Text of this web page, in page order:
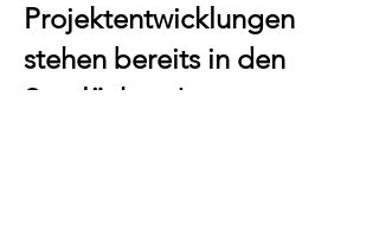
Projektentwicklungen
stehen bereits in den
Startlöchern!